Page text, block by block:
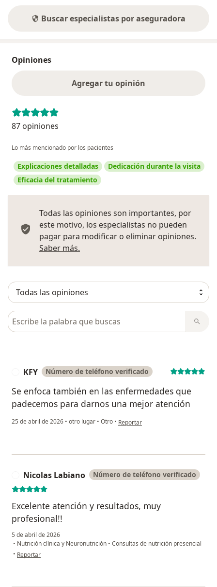
Buscar especialistas por aseguradora
Opiniones
Agregar tu opinión
87 opiniones
Lo más mencionado por los pacientes
Explicaciones detalladas
Dedicación durante la visita
Eficacia del tratamiento
Todas las opiniones son importantes, por
este motivo, los especialistas no pueden
pagar para modificar o eliminar opiniones.
Saber más.
Busca en opiniones
KFY Número de teléfono verificado
Se enfoca también en las enfermedades que
padecemos para darnos una mejor atención
25 de abril de 2026 • otro lugar • Otro • en opinión del usuario KFY
Reportar
Nicolas Labiano Número de teléfono verificado
Excelente atención y resultados, muy
profesional!!
5 de abril de 2026
• Nutrición clínica y Neuronutrición • Consultas de nutrición presencial
• en opinión del usuario Nicolas Labiano
Reportar